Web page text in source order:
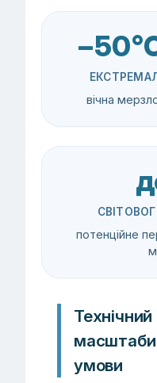
вічна
потенційне
умови